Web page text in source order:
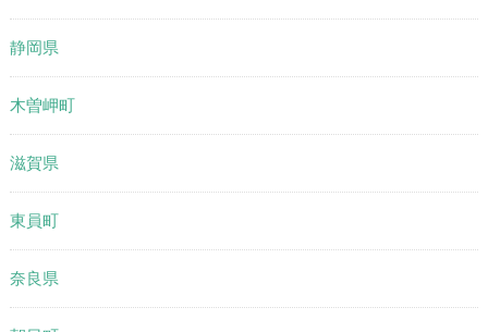
静岡県
木曽岬町
滋賀県
東員町
奈良県